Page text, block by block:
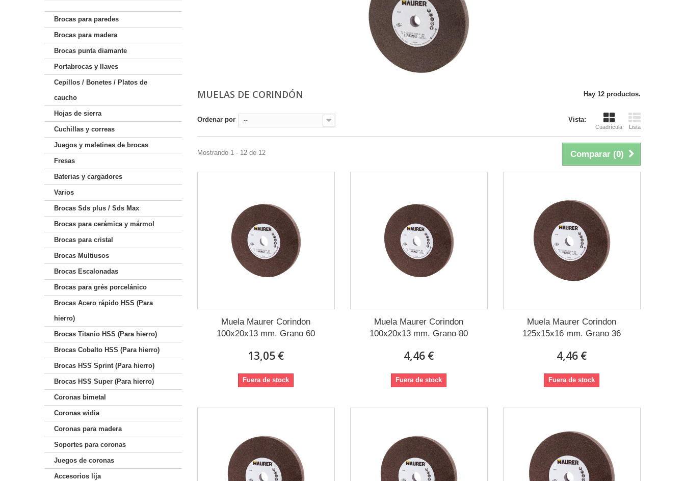
Brocas para paredes
Brocas para madera
Brocas punta diamante
Portabrocas y llaves
Cepillos / Bonetes / Platos de
caucho
Hojas de sierra
Cuchillas y correas
Juegos y maletines de brocas
Fresas
Baterias y cargadores
Varios
Brocas Sds plus / Sds Max
Brocas para cerámica y mármol
Brocas para cristal
Brocas Multiusos
Brocas Escalonadas
Brocas para grés porcelánico
Brocas Acero rápido HSS (Para
hierro)
Brocas Titanio HSS (Para hierro)
Brocas Cobalto HSS (Para hierro)
Brocas HSS Sprint (Para hierro)
Brocas HSS Super (Para hierro)
Coronas bimetal
Coronas widia
Coronas para madera
Soportes para coronas
Juegos de coronas
Accesorios lija
MUELAS DE CORINDÓN Hay 12 productos.
Vista:
Cuadrícula Lista
Ordenar por --
Comparar (0)
Mostrando 1 - 12 de 12
Muela Maurer Corindon
100x20x13 mm. Grano 60
13,05 €
Fuera de stock
Muela Maurer Corindon
100x20x13 mm. Grano 80
4,46 €
Fuera de stock
Muela Maurer Corindon
125x15x16 mm. Grano 36
4,46 €
Fuera de stock